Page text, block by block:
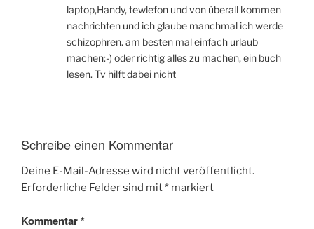
laptop,Handy, tewlefon und von überall kommen
nachrichten und ich glaube manchmal ich werde
schizophren. am besten mal einfach urlaub
machen:-) oder richtig alles zu machen, ein buch
lesen. Tv hilft dabei nicht
Schreibe einen Kommentar
Deine E-Mail-Adresse wird nicht veröffentlicht.
Erforderliche Felder sind mit* markiert
Kommentar*